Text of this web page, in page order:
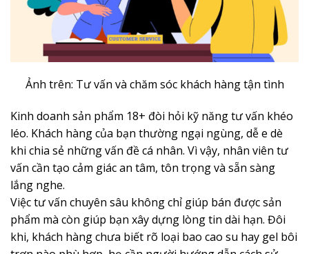
Ảnh trên: Tư vấn và chăm sóc khách hàng tận tình
Kinh doanh sản phẩm 18+ đòi hỏi kỹ năng tư vấn khéo
léo. Khách hàng của bạn thường ngại ngùng, dễ e dè
khi chia sẻ những vấn đề cá nhân. Vì vậy, nhân viên tư
vấn cần tạo cảm giác an tâm, tôn trọng và sẵn sàng
lắng nghe.
Việc tư vấn chuyên sâu không chỉ giúp bán được sản
phẩm mà còn giúp bạn xây dựng lòng tin dài hạn. Đôi
khi, khách hàng chưa biết rõ loại bao cao su hay gel bôi